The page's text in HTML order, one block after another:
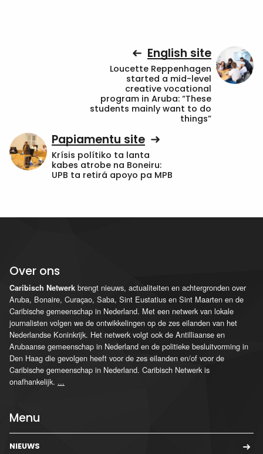
English site
Loucette Reppenhagen
started a mid-level
creative vocational
program in Aruba: “These
students mainly want to do
things”
Papiamentu site
Krísis polítiko ta lanta
kabes atrobe na Boneiru:
UPB ta retirá apoyo pa MPB
Over ons
Caribisch Netwerk brengt nieuws, actualiteiten en achtergronden over
Aruba, Bonaire, Curaçao, Saba, Sint Eustatius en Sint Maarten en de
Caribische gemeenschap in Nederland. Met een netwerk van lokale
journalisten volgen we de ontwikkelingen op de zes eilanden van het
Nederlandse Koninkrijk. Het netwerk volgt ook de Antilliaanse en
Arubaanse gemeenschap in Nederland en de politieke besluitvorming in
Den Haag die gevolgen heeft voor de zes eilanden en/of voor de
Caribische gemeenschap in Nederland. Caribisch Netwerk is
onafhankelijk. ...
Menu
NIEUWS